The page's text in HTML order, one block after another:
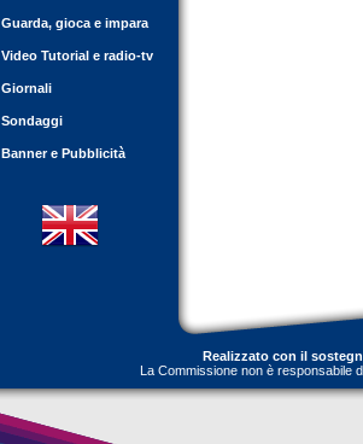
Guarda, gioca e impara
Video Tutorial e radio-tv
Giornali
Sondaggi
Banner e Pubblicità
Realizzato con il
La Commissione non è responsabile